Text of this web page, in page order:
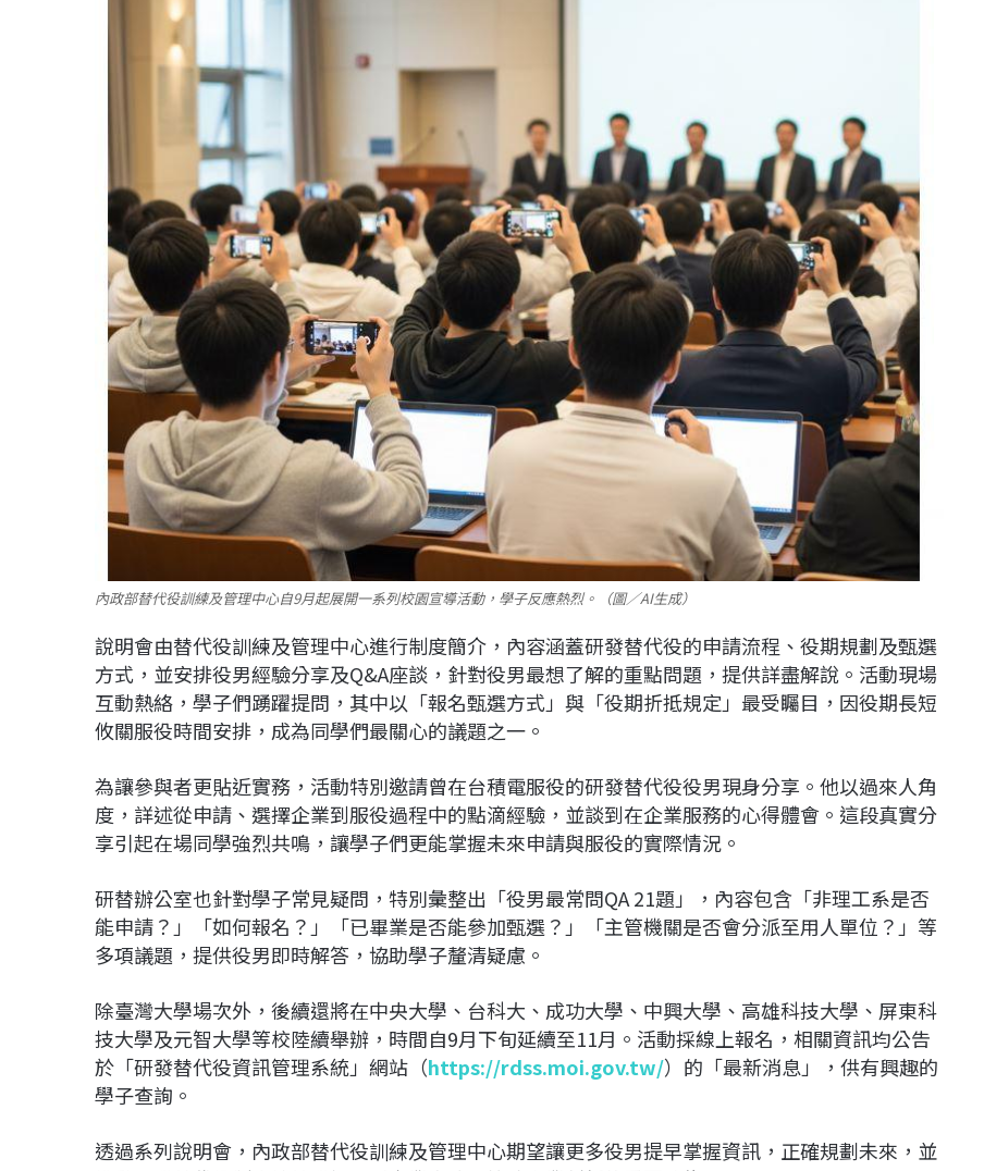
內政部替代役訓練及管理中心自9月起展開一系列校園宣導活動，學子反應熱烈。（圖／AI生成）
說明會由替代役訓練及管理中心進行制度簡介，內容涵蓋研發替代役的申請流程、役期規劃及甄選
方式，並安排役男經驗分享及Q&A座談，針對役男最想了解的重點問題，提供詳盡解說。活動現場
互動熱絡，學子們踴躍提問，其中以「報名甄選方式」與「役期折抵規定」最受矚目，因役期長短
攸關服役時間安排，成為同學們最關心的議題之一。
為讓參與者更貼近實務，活動特別邀請曾在台積電服役的研發替代役役男現身分享。他以過來人角
度，詳述從申請、選擇企業到服役過程中的點滴經驗，並談到在企業服務的心得體會。這段真實分
享引起在場同學強烈共鳴，讓學子們更能掌握未來申請與服役的實際情況。
研替辦公室也針對學子常見疑問，特別彙整出「役男最常問QA 21題」，內容包含「非理工系是否
能申請？」「如何報名？」「已畢業是否能參加甄選？」「主管機關是否會分派至用人單位？」等
多項議題，提供役男即時解答，協助學子釐清疑慮。
除臺灣大學場次外，後續還將在中央大學、台科大、成功大學、中興大學、高雄科技大學、屏東科
技大學及元智大學等校陸續舉辦，時間自9月下旬延續至11月。活動採線上報名，相關資訊均公告
於「研發替代役資訊管理系統」網站（https://rdss.moi.gov.tw/）的「最新消息」，供有興趣的
學子查詢。
透過系列說明會，內政部替代役訓練及管理中心期望讓更多役男提早掌握資訊，正確規劃未來，並